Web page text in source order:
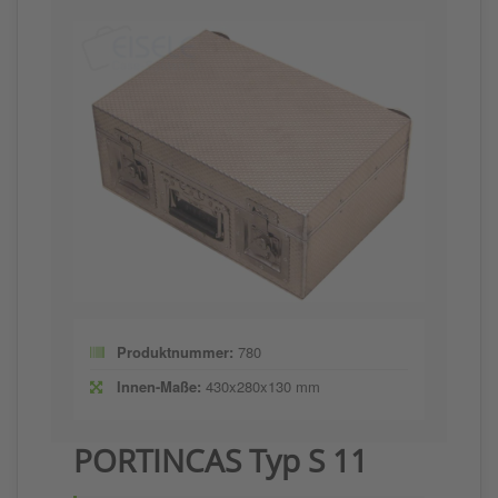
Produktnummer: 780
Innen-Maße: 430x280x130 mm
PORTINCAS Typ S 11